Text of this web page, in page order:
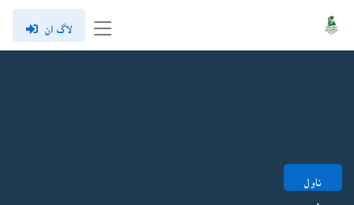
لاگ ان
ناول